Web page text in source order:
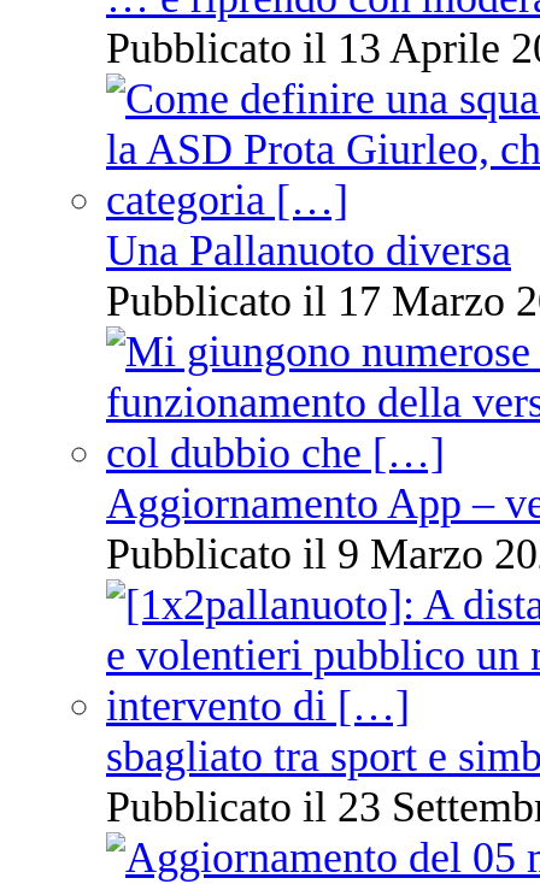
Pubblicato il 13 Aprile
Una Pallanuoto diversa
Pubblicato il 17 Marzo
Aggiornamento App –
Pubblicato il 9 Marzo
sbagliato tra sport e
Pubblicato il 23